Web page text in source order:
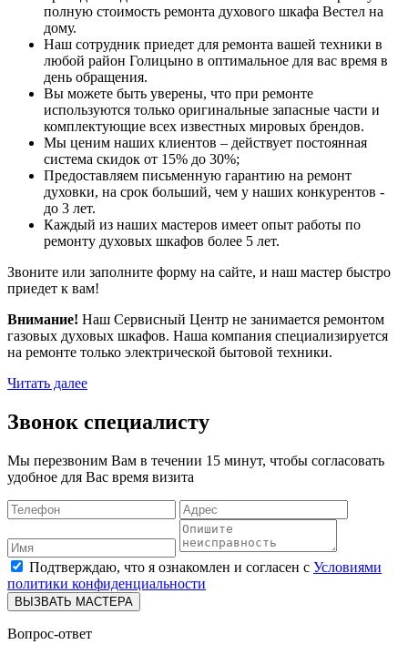
полную стоимость ремонта духового шкафа Вестел на
дому.
Наш сотрудник приедет для ремонта вашей техники в
любой район Голицыно в оптимальное для вас время в
день обращения.
Вы можете быть уверены, что при ремонте
используются только оригинальные запасные части и
комплектующие всех известных мировых брендов.
Мы ценим наших клиентов – действует постоянная
система скидок от 15% до 30%;
Предоставляем письменную гарантию на ремонт
духовки, на срок больший, чем у наших конкурентов -
до 3 лет.
Каждый из наших мастеров имеет опыт работы по
ремонту духовых шкафов более 5 лет.
Звоните или заполните форму на сайте, и наш мастер быстро
приедет к вам!
Внимание! Наш Сервисный Центр не занимается ремонтом
газовых духовых шкафов. Наша компания специализируется
на ремонте только электрической бытовой техники.
Читать далее
Звонок специалисту
Мы перезвоним Вам в течении 15 минут, чтобы согласовать
удобное для Вас время визита
Подтверждаю, что я ознакомлен и согласен с Условиями
политики конфиденциальности
ВЫЗВАТЬ МАСТЕРА
Вопрос-ответ